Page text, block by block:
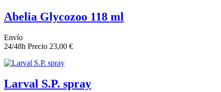
Abelia Glycozoo 118 ml
Envío
24/48h Precio 23,00 €
Larval S.P. spray